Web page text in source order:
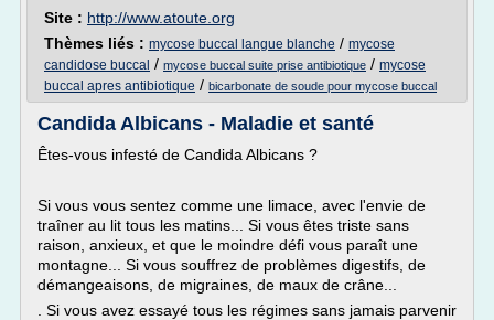
Site : http://www.atoute.org
Thèmes liés : mycose buccal langue blanche / mycose
candidose buccal / mycose buccal suite prise antibiotique / mycose
buccal apres antibiotique / bicarbonate de soude pour mycose buccal
Candida Albicans - Maladie et santé
Êtes-vous infesté de Candida Albicans ?
Si vous vous sentez comme une limace, avec l'envie de
traîner au lit tous les matins... Si vous êtes triste sans
raison, anxieux, et que le moindre défi vous paraît une
montagne... Si vous souffrez de problèmes digestifs, de
démangeaisons, de migraines, de maux de crâne...
. Si vous avez essayé tous les régimes sans jamais parvenir